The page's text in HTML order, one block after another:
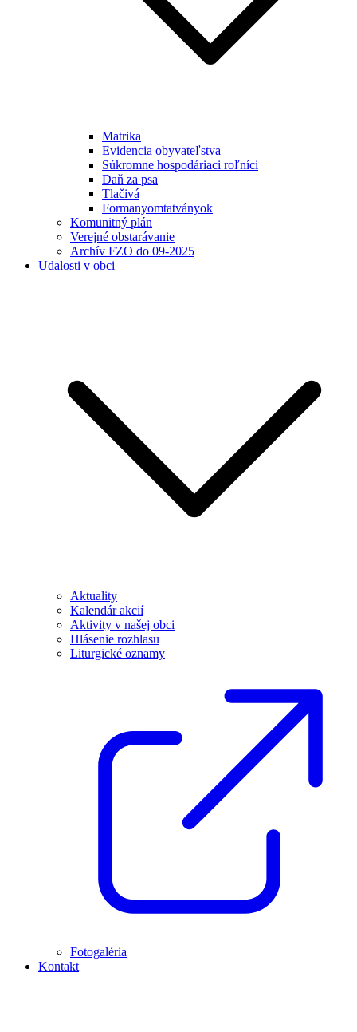
Matrika
Evidencia obyvateľstva
Súkromne hospodáriaci roľníci
Daň za psa
Tlačivá
Formanyomtatványok
Komunitný plán
Verejné obstarávanie
Archív FZO do 09-2025
Udalosti v obci
Aktuality
Kalendár akcií
Aktivity v našej obci
Hlásenie rozhlasu
Liturgické oznamy
Fotogaléria
Kontakt